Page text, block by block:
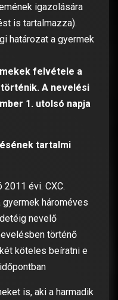
igazolására
is tartalmazza).
határozat a gyermek
felvétele a
A nevelési
1. utolsó napja
tartalmi
évi. CXC.
hároméves
nevelő
történő
köteles beíratni e
is, aki a harmadik